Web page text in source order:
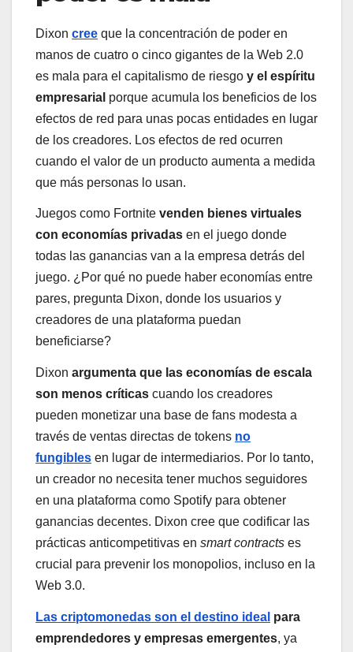
Dixon cree que la concentración de poder en
manos de cuatro o cinco gigantes de la Web 2.0
es mala para el capitalismo de riesgo y el espíritu
empresarial porque acumula los beneficios de los
efectos de red para unas pocas entidades en lugar
de los creadores. Los efectos de red ocurren
cuando el valor de un producto aumenta a medida
que más personas lo usan.
Juegos como Fortnite venden bienes virtuales
con economías privadas en el juego donde
todas las ganancias van a la empresa detrás del
juego. ¿Por qué no puede haber economías entre
pares, pregunta Dixon, donde los usuarios y
creadores de una plataforma puedan
beneficiarse?
Dixon argumenta que las economías de escala
son menos críticas cuando los creadores
pueden monetizar una base de fans modesta a
través de ventas directas de tokens no
fungibles en lugar de intermediarios. Por lo tanto,
un creador no necesita tener muchos seguidores
en una plataforma como Spotify para obtener
ganancias decentes. Dixon cree que codificar las
prácticas anticompetitivas en smart contracts es
crucial para prevenir los monopolios, incluso en la
Web 3.0.
Las criptomonedas son el destino ideal para
emprendedores y empresas emergentes, ya